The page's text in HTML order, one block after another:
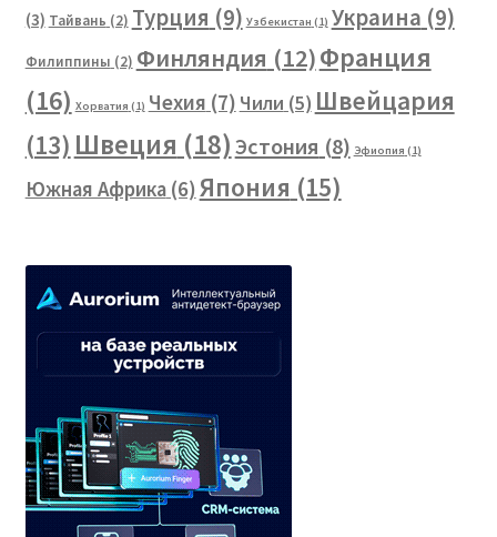
(3) Тайвань (2) Турция (9) Узбекистан (1) Украина (9)
Филиппины (2) Финляндия (12)Франция
(16) Хорватия (1) Чехия (7) Чили (5) Швейцария
(13) Швеция (18)Эстония (8) Эфиопия (1)
Южная Африка(6)Япония (15)